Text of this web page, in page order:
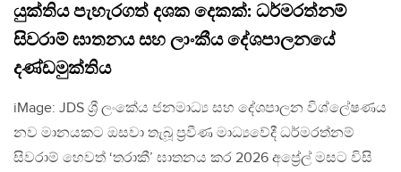
යුක්තිය පැහැරගත් දශක දෙකක්: ධර්මරත්නම්
සිවරාම් ඝාතනය සහ ලාංකීය දේශපාලනයේ
දණ්ඩමුක්තිය
iMage: JDS ශ්‍රී ලංකේය ජනමාධ්‍ය සහ දේශපාලන විශ්ලේෂණය
නව මානයකට ඔසවා තැබූ ප්‍රවීණ මාධ්‍යවේදී ධර්මරත්නම්
සිවරාම් හෙවත් ‘තරාකී’ ඝාතනය කර 2026 අප්‍රේල් මසට විසි